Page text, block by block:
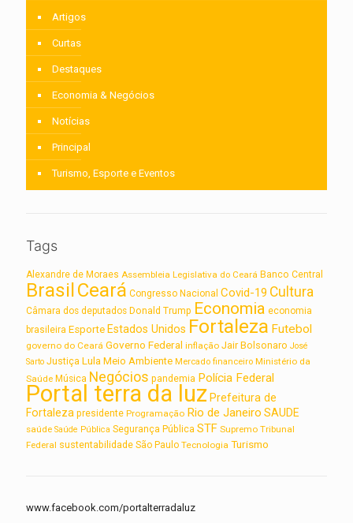
Artigos
Curtas
Destaques
Economia & Negócios
Notícias
Principal
Turismo, Esporte e Eventos
Tags
Alexandre de Moraes Assembleia Legislativa do Ceará Banco Central
BrasilCeará Congresso Nacional Covid-19 Cultura
Câmara dos deputados Donald Trump Economia economia
brasileira Esporte Estados Unidos Fortaleza Futebol
governo do Ceará Governo Federal inflação Jair Bolsonaro José
Sarto Justiça Lula Meio Ambiente Mercado financeiro Ministério da
Saúde Música Negócios pandemia Polícia Federal
Portal terra da luzPrefeitura de
Fortaleza presidente Programação Rio de Janeiro SAUDE
saúde Saúde Pública Segurança Pública STF Supremo Tribunal
Federal sustentabilidade São Paulo Tecnologia Turismo
www.facebook.com/portalterradaluz